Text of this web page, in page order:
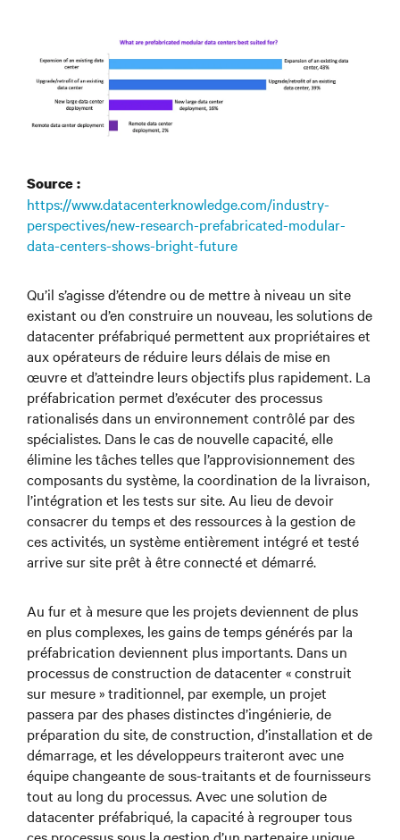
Source :
https://www.datacenterknowledge.com/industry-
perspectives/new-research-prefabricated-modular-
data-centers-shows-bright-future
Qu’il s’agisse d’étendre ou de mettre à niveau un site
existant ou d’en construire un nouveau, les solutions de
datacenter préfabriqué permettent aux propriétaires et
aux opérateurs de réduire leurs délais de mise en
œuvre et d’atteindre leurs objectifs plus rapidement. La
préfabrication permet d’exécuter des processus
rationalisés dans un environnement contrôlé par des
spécialistes. Dans le cas de nouvelle capacité, elle
élimine les tâches telles que l’approvisionnement des
composants du système, la coordination de la livraison,
l’intégration et les tests sur site. Au lieu de devoir
consacrer du temps et des ressources à la gestion de
ces activités, un système entièrement intégré et testé
arrive sur site prêt à être connecté et démarré.
Au fur et à mesure que les projets deviennent de plus
en plus complexes, les gains de temps générés par la
préfabrication deviennent plus importants. Dans un
processus de construction de datacenter « construit
sur mesure » traditionnel, par exemple, un projet
passera par des phases distinctes d’ingénierie, de
préparation du site, de construction, d’installation et de
démarrage, et les développeurs traiteront avec une
équipe changeante de sous-traitants et de fournisseurs
tout au long du processus. Avec une solution de
datacenter préfabriqué, la capacité à regrouper tous